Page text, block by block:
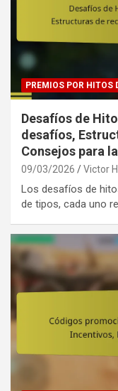
PREMIOS POR HITOS
Desafíos de
desafíos,
Consejos para
09/03/2026 Victor
Los desafíos de
de tipos, cada uno